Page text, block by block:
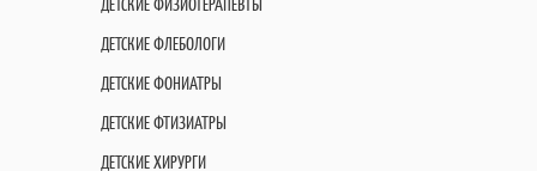
ДЕТСКИЕ ФЛЕБОЛОГИ
ДЕТСКИЕ ФОНИАТРЫ
ДЕТСКИЕ ФТИЗИАТРЫ
ДЕТСКИЕ ХИРУРГИ